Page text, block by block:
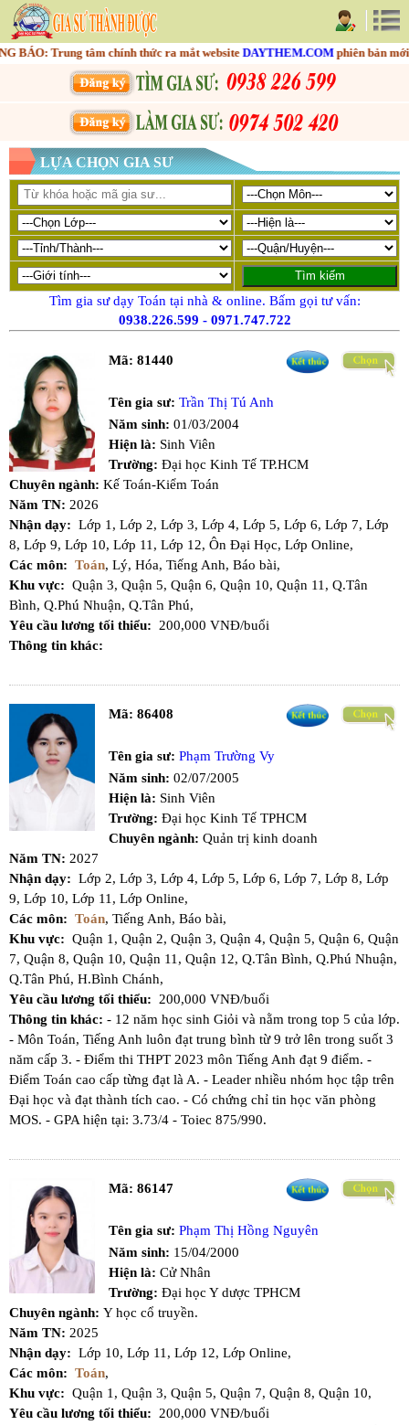
Trung tâm chính thức ra mắt websiteDAYTHEM.COMphiên bản mới
LỰA CHỌN GIA SƯ
Tìm gia sư dạy Toán tại nhà & online. Bấm gọi tư vấn:
0938.226.599 - 0971.747.722
Mã: 81440
Tên gia sư: Trần Thị Tú Anh
Năm sinh: 01/03/2004
Hiện là: Sinh Viên
Trường: Đại học Kinh Tế TP.HCM
Chuyên ngành: Kế Toán-Kiểm Toán
Năm TN: 2026
Nhận dạy: Lớp 1, Lớp 2, Lớp 3, Lớp 4, Lớp 5, Lớp 6, Lớp 7, Lớp
8, Lớp 9, Lớp 10, Lớp 11, Lớp 12, Ôn Đại Học, Lớp Online,
Các môn: Toán, Lý, Hóa, Tiếng Anh, Báo bài,
Khu vực: Quận 3, Quận 5, Quận 6, Quận 10, Quận 11, Q.Tân
Bình, Q.Phú Nhuận, Q.Tân Phú,
Yêu cầu lương tối thiểu:
200,000 VNĐ/buổi
Thông tin khác:
Mã: 86408
Tên gia sư: Phạm Trường Vy
Năm sinh: 02/07/2005
Hiện là: Sinh Viên
Trường: Đại học Kinh Tế TPHCM
Chuyên ngành: Quản trị kinh doanh
Năm TN: 2027
Nhận dạy: Lớp 2, Lớp 3, Lớp 4, Lớp 5, Lớp 6, Lớp 7, Lớp 8, Lớp
9, Lớp 10, Lớp 11, Lớp Online,
Các môn: Toán, Tiếng Anh, Báo bài,
Khu vực: Quận 1, Quận 2, Quận 3, Quận 4, Quận 5, Quận 6, Quận
7, Quận 8, Quận 10, Quận 11, Quận 12, Q.Tân Bình, Q.Phú Nhuận,
Q.Tân Phú, H.Bình Chánh,
Yêu cầu lương tối thiểu:
200,000 VNĐ/buổi
Thông tin khác: - 12 năm học sinh Giỏi và nằm trong top 5 của lớp.
- Môn Toán, Tiếng Anh luôn đạt trung bình từ 9 trở lên trong suốt 3
năm cấp 3. - Điểm thi THPT 2023 môn Tiếng Anh đạt 9 điểm. -
Điểm Toán cao cấp từng đạt là A. - Leader nhiều nhóm học tập trên
Đại học và đạt thành tích cao. - Có chứng chỉ tin học văn phòng
MOS. - GPA hiện tại: 3.73/4 - Toiec 875/990.
Mã: 86147
Tên gia sư: Phạm Thị Hồng Nguyên
Năm sinh: 15/04/2000
Hiện là: Cử Nhân
Trường: Đại học Y dược TPHCM
Chuyên ngành: Y học cổ truyền.
Năm TN: 2025
Nhận dạy: Lớp 10, Lớp 11, Lớp 12, Lớp Online,
Các môn: Toán,
Khu vực: Quận 1, Quận 3, Quận 5, Quận 7, Quận 8, Quận 10,
Yêu cầu lương tối thiểu:
200,000 VNĐ/buổi